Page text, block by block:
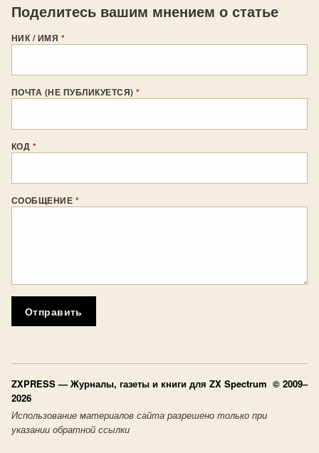
Поделитесь вашим мнением о статье
НИК / ИМЯ *
ПОЧТА (НЕ ПУБЛИКУЕТСЯ)*
КОД *
СООБЩЕНИЕ *
Отправить
ZXPRESS — Журналы, газеты и книги для ZX Spectrum © 2009–
2026
Использование материалов сайта разрешено только при
указании обратной ссылки